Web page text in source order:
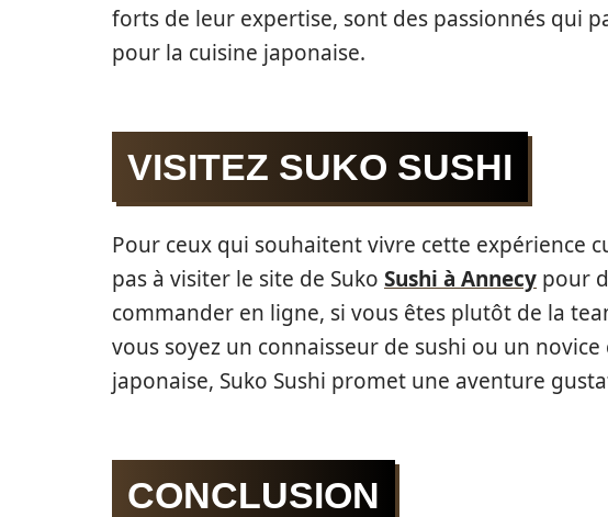
forts de leur expertise, sont des passionnés qui
pour la cuisine japonaise.
VISITEZ SUKO SUSHI
Pour ceux qui souhaitent vivre cette expérience
pas à visiter le site de Suko Sushi à Annecy pour
commander en ligne, si vous êtes plutôt de la
vous soyez un connaisseur de sushi ou un
japonaise, Suko Sushi promet une aventure
CONCLUSION